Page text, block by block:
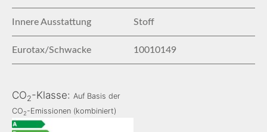
Innere Ausstattung Stoff
Eurotax/Schwacke 10010149
CO2-Klasse: Auf Basis der
CO2-Emissionen (kombiniert)